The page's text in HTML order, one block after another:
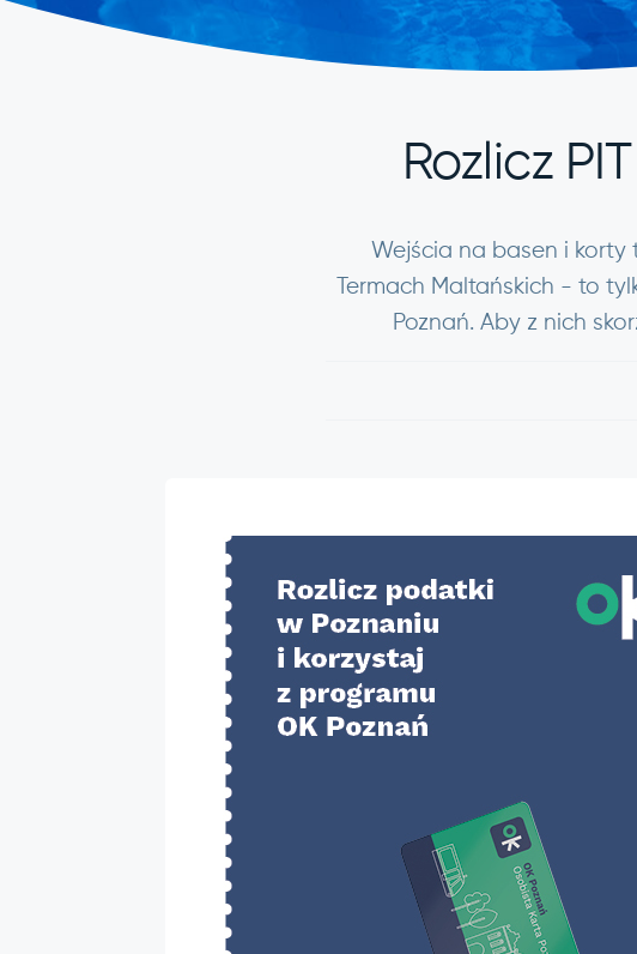
Rozlicz
Wejścia na basen i korty
Termach Maltańskich - to
Poznań. Aby z nich